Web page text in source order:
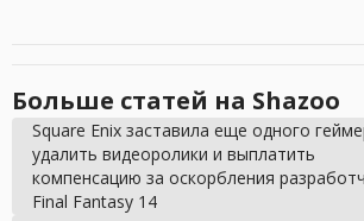
Больше статей на Shazoo
Square Enix заставила еще одного
удалить видеоролики и выплатить
компенсацию за оскорбления
Final Fantasy 14